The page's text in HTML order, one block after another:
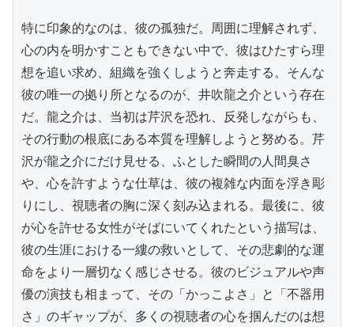
特に印象的なのは、彼の孤独だ。周囲に理解されず、
心の内を明かすこともできない中で、彼はひたすら理
想を追い求め、組織を強くしようと奔走する。そんな
彼の唯一の拠り所となるのが、井吹龍之介という存在
だ。龍之介は、当初は芹沢を恐れ、反発しながらも、
その行動の根底にある本質を理解しようと努める。芹
沢が龍之介にだけ見せる、ふとした瞬間の人間臭さ
や、心を許すような仕草は、彼の複雑な内面を浮き彫
りにし、視聴者の胸に深く刻み込まれる。最後に、彼
が心を許せる女性がそばにいてくれたという描写は、
彼の生涯における一縷の救いとして、その悲劇的な運
命をより一層切なく感じさせる。彼のビジュアルや声
優の演技も相まって、その「かっこよさ」と「不器用
さ」のギャップが、多くの視聴者の心を掴んだのは想